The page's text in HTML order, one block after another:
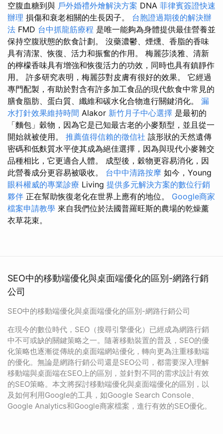
空腹血糖到與 戶外婚禮外燴解決方案 DNA 菲律賓簽證快速
辦理 損傷和衰老相關的生長因子。 台胞證過期後的解決辦
法 FMD 台中抓龍筋療程 是唯一能夠為身體提供最佳營養並
保持空腹狀態的飲食計劃。 沒藥濃鬱、煙燻、香脂的香味
具有清潔、恢復、活力和振奮的作用。 梅麗莎淡雅、清新
的檸檬香味具有增強和恢復活力的功效，同時也具有鎮靜作
用。 許多研究表明，梅麗莎對皮膚有很好的效果。 它經過
專門配製，有助於對含有許多加工食品的現代飲食中常見的
膳食脂肪、蛋白質、纖維和碳水化合物進行關鍵消化。 漏
水打針效果維持時間 Alakor 新竹月子中心選擇 是最初的
「麵包」穀物，因為它是已知最古老的小麥類型，並且從一
開始就被使用。 推薦值得信賴的徵信社 該形狀的天然遺傳
密碼和低麩質水平使其成為絕佳選擇，因為與現代小麥雜交
品種相比，它更適合人體。 成型後，穀物更容易消化，因
此營養成分更容易被吸收。 台中中清路按摩 如今，Young
眼科權威的專業診療 Living 提供多元解決方案的數位行銷
夥伴 正在幫助恢復老化在世界上應有的地位。 Google商家
檔案申請教學 來自我們位於法國普羅旺斯的農場的乾燥薰
衣草花束。
SEO中的移動端優化與桌面端優化的區別-網路行銷
公司
SEO中的移動端優化與桌面端優化的區別-網路行銷公司
在現今的數位時代，SEO（搜尋引擎優化）已經成為網路行銷
中不可或缺的關鍵策略之一。隨著移動裝置的普及，SEO的優
化策略也逐漸從傳統的桌面端網站優化，轉向更為注重移動端
的優化。無論是網路行銷公司還是SEO公司，都需要深入理解
移動端與桌面端在SEO上的區別，並針對不同的需求設計有效
的SEO策略。本文將探討移動端優化與桌面端優化的區別，以
及如何利用Google的工具，如Google Search Console、
Google Analytics和Google商家檔案，進行有效的SEO優化。